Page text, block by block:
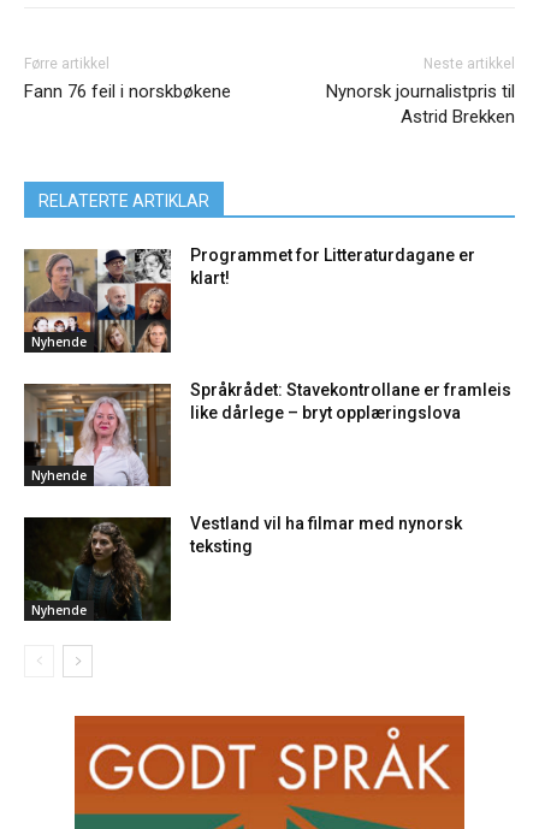
Førre artikkel
Fann 76 feil i norskbøkene
Neste artikkel
Nynorsk journalistpris til
Astrid Brekken
RELATERTE ARTIKLAR
Nyhende
Programmet for Litteraturdagane er
klart!
Nyhende
Språkrådet: Stavekontrollane er framleis
like dårlege – bryt opplæringslova
Nyhende
Vestland vil ha filmar med nynorsk
teksting